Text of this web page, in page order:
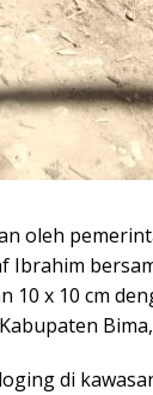
oleh
Ibrahim
x 10 cm
di